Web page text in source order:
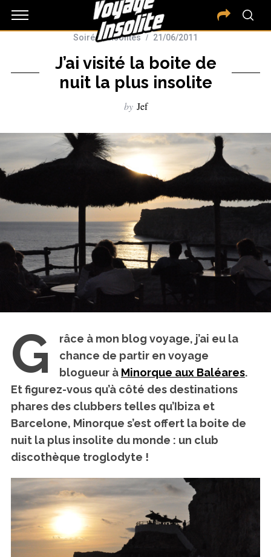
Soirées insolites 21/06/2011
J’ai visité la boite de
nuit la plus insolite
by Jef
G
râce à mon blog voyage, j’ai eu la
chance de partir en voyage
blogueur à Minorque aux Baléares.
Et figurez-vous qu’à côté des destinations
phares des clubbers telles qu’Ibiza et
Barcelone, Minorque s’est offert la boite de
nuit la plus insolite du monde : un club
discothèque troglodyte !